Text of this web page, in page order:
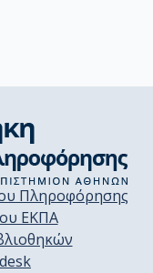
Πληροφόρησης
ΕΚΠΑ